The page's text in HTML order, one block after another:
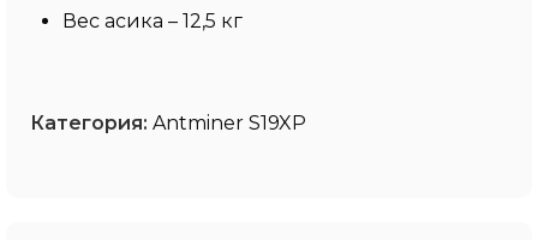
Вес асика – 12,5 кг
Категория: Antminer S19XP